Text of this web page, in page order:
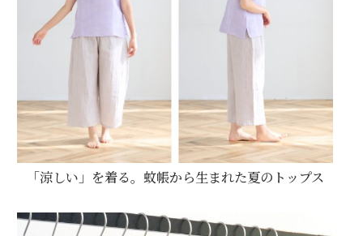
「涼しい」を着る。蚊帳から生まれた夏のトップス